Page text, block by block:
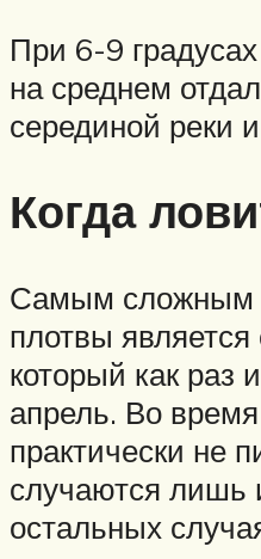
При 6-9
на среднем
серединой реки
Когда
Самым сложным
плотвы является
который как раз
апрель. Во
практически не
случаются лишь
остальных